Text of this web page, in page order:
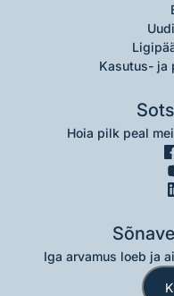
Kasutus- ja
Hoia pilk peal
Iga arvamus loeb ja